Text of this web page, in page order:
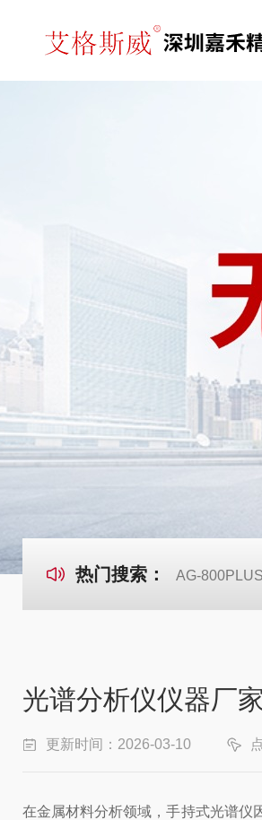
热门搜索： AG-
光谱分析仪仪器厂
更新时间：2026-03-10
在金属材料分析领域，手持式光谱仪